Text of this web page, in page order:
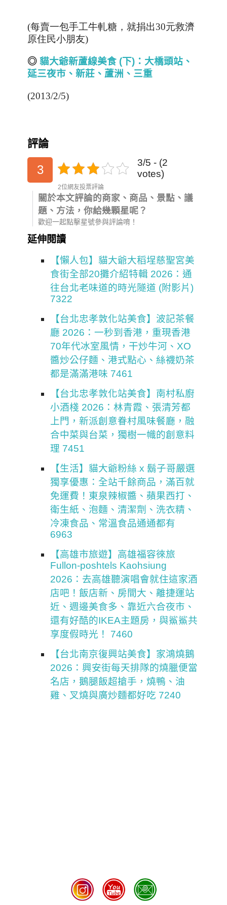
(每賣一包手工牛軋糖，就捐出30元救濟
原住民小朋友)
◎ 貓大爺新蘆線美食 (下) ：大橋頭站、
延三夜市 、 新莊、蘆洲、三重
(2013/2/5)
評論
3
3/5 - (2
votes)
2位網友投票評論
關於本文評論的商家、商品、景點、議
題、方法，你給幾顆星呢？
歡迎一起點擊星號參與評論唷！
延伸閱讀
【懶人包】貓大爺大稻埕慈聖宮美
食街全部20攤介紹特輯 2026：通
往台北老味道的時光隧道 (附影片)
7322
【台北忠孝敦化站美食】波記茶餐
廳 2026：一秒到香港，重現香港
70年代冰室風情，干炒牛河、XO
醬炒公仔麵、港式點心、絲襪奶茶
都是滿滿港味 7461
【台北忠孝敦化站美食】南村私廚
小酒棧 2026：林青霞、張清芳都
上門，新派創意眷村風味餐廳，融
合中菜與台菜，獨樹一幟的創意料
理 7451
【生活】貓大爺粉絲 x 鬍子哥嚴選
獨享優惠：全站千餘商品，滿百就
免運費！東泉辣椒醬、蘋果西打、
衛生紙、泡麵、清潔劑、洗衣精、
冷凍食品、常溫食品通通都有
6963
【高雄市旅遊】高雄福容徠旅
Fullon-poshtels Kaohsiung
2026：去高雄聽演唱會就住這家酒
店吧！飯店新、房間大、離捷運站
近、週邊美食多、靠近六合夜市、
還有好酷的IKEA主題房，與鯊鯊共
享度假時光！ 7460
【台北南京復興站美食】家鴻燒鵝
2026：興安街每天排隊的燒臘便當
名店，鵝腿飯超搶手，燒鴨、油
雞、叉燒與廣炒麵都好吃 7240